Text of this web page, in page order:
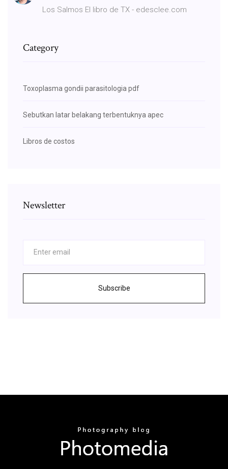
Los Salmos El libro de TX - edesclee.com
Category
Toxoplasma gondii parasitologia pdf
Sebutkan latar belakang terbentuknya apec
Libros de costos
Newsletter
Subscribe